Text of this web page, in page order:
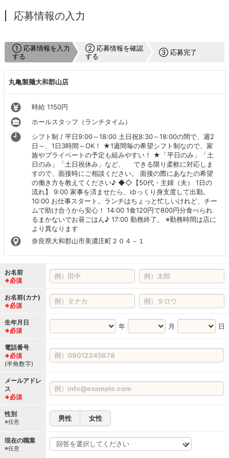
応募情報の入力
① 応募情報を入力
する
② 応募情報を確認
する
③ 応募完了
丸亀製麺大和郡山店
時給 1150円
ホールスタッフ（ランチタイム）
シフト制 / 平日9:00～18:00 土日祝8:30～18:00の間で、週2
日～、1日3時間～OK！ ★1週間毎の希望シフト制なので、家
族やプライベートの予定も組みやすい！ ★「平日のみ」「土
日のみ」「土日祝休み」など、 できる限り柔軟に対応しま
すので、面接時にご相談ください。 面接の際にあなたの希望
の働き方を教えてください♪ ◆◇【50代・主婦（夫） 1日の
流れ】 9:00 家事を済ませたら、ゆっくり身支度して出勤。
10:00 お仕事スタート。ランチはちょっと忙しいけれど、チー
ムで助け合うから安心！ 14:00 1食120円で800円分食べられ
るまかないでお昼ごはん♪ 17:00 勤務終了。 ※勤務時間は店に
より異なります
奈良県大和郡山市美濃庄町２０４－１
お名前
※必須
お名前(カナ)
※必須
生年月日
※必須
年 月 日
電話番号
※必須
(半角数字)
メールアドレ
ス
※必須
性別
※任意 男性 女性
現在の職業
※任意